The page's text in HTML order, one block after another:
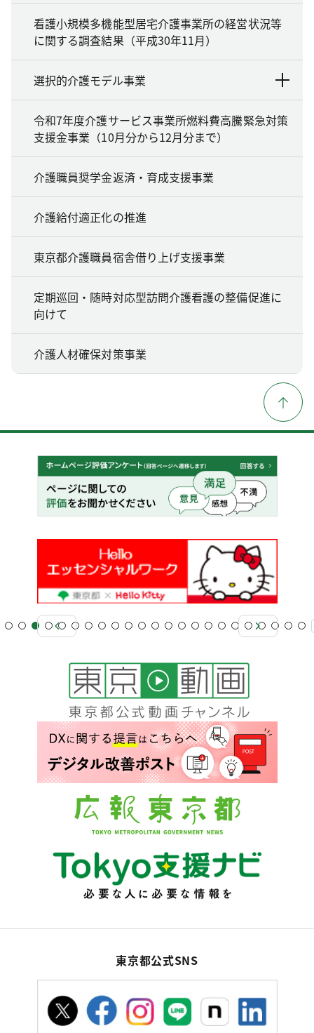
看護小規模多機能型居宅介護事業所の経営状況等
に関する調査結果（平成30年11月）
選択的介護モデル事業
令和7年度介護サービス事業所燃料費高騰緊急対策
支援金事業（10月分から12月分まで）
介護職員奨学金返済・育成支援事業
介護給付適正化の推進
東京都介護職員宿舎借り上げ支援事業
定期巡回・随時対応型訪問介護看護の整備促進に
向けて
介護人材確保対策事業
東京都公式SNS